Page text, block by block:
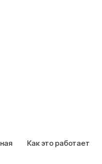
Как это работает